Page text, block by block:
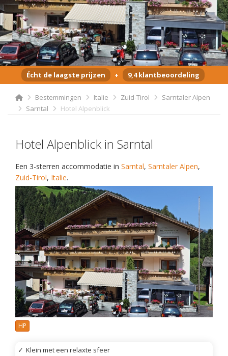
Écht de laagste prijzen + 9,4 klantbeoordeling
Bestemmingen Italie Zuid-Tirol
Sarntaler Alpen
Sarntal
Hotel Alpenblick
Hotel Alpenblick in Sarntal
Een 3-sterren accommodatie in Sarntal, Sarntaler Alpen,
Zuid-Tirol, Italie.
HP
✓ Klein met een relaxte sfeer